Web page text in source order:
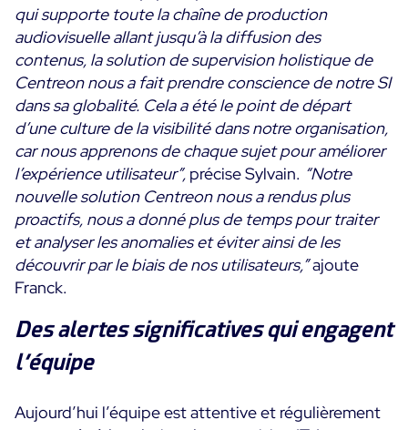
qui supporte toute la chaîne de production
audiovisuelle allant jusqu’à la diffusion des
contenus, la solution de supervision holistique de
Centreon nous a fait prendre conscience de notre SI
dans sa globalité. Cela a été le point de départ
d’une culture de la visibilité dans notre organisation,
car nous apprenons de chaque sujet pour améliorer
l’expérience utilisateur”, précise Sylvain. “Notre
nouvelle solution Centreon nous a rendus plus
proactifs, nous a donné plus de temps pour traiter
et analyser les anomalies et éviter ainsi de les
découvrir par le biais de nos utilisateurs,”ajoute
Franck.
Des alertes significatives qui engagent
l’équipe
Aujourd’hui l’équipe est attentive et régulièrement